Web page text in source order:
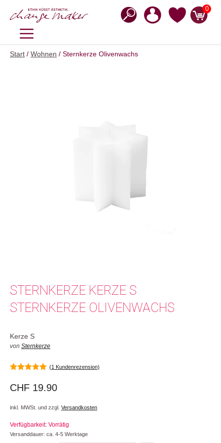
Inhalt
0
MENÜ
Start / Wohnen / Sternkerze Olivenwachs
STERNKERZE KERZE S
STERNKERZE OLIVENWACHS
Kerze S
von Sternkerze
(1 Kundenrezension)
CHF 19.90
inkl. MWSt. und zzgl. Versandkosten
Verfügbarkeit: Vorrätig
Versanddauer: ca. 4-5 Werktage